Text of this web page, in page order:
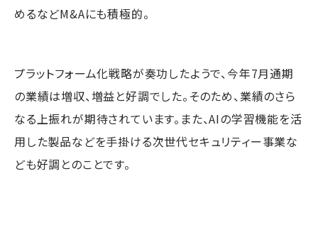
めるなどM&Aにも積極的。
プラットフォーム化戦略が奏功したようで、今年7月通期
の業績は増収、増益と好調でした。そのため、業績のさら
なる上振れが期待されています。また、AIの学習機能を活
用した製品などを手掛ける次世代セキュリティー事業な
ども好調とのことです。